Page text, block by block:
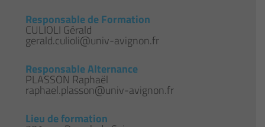
Responsable de Formation
CULIOLI Gérald
gerald.culioli@univ-avignon.fr
Responsable Alternance
PLASSON Raphaël
raphael.plasson@univ-avignon.fr
Lieu de formation